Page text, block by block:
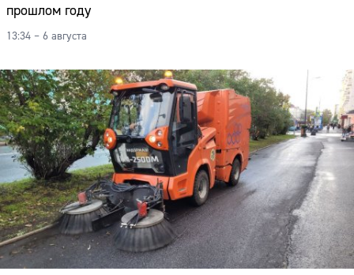
прошлом году
13:34 – 6 августа